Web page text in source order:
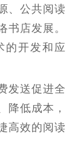
文艺创作
服务管理
闻发布工作备
案管理系统
习平台
统
、公共阅读
书店发展。
的开发和应
发送促进全
降低成本，
高效的阅读